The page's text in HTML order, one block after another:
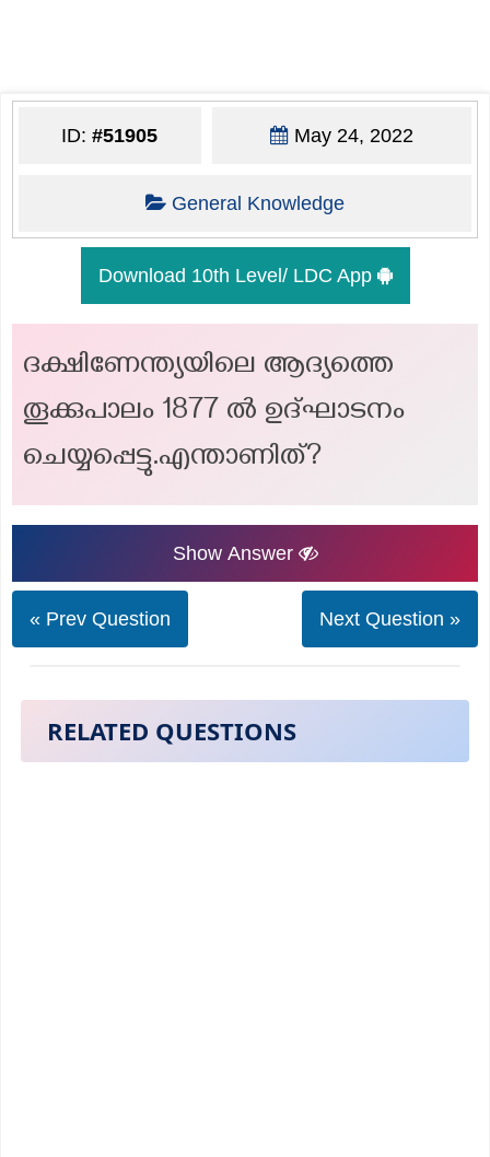
ID:#51905 May 24, 2022
General Knowledge
Download 10th Level/ LDC App
ദക്ഷിണേന്ത്യയിലെ ആദ്യത്തെ
തൂക്കുപാലം 1877 ൽ ഉദ്ഘാടനം
ചെയ്യപ്പെട്ടു.എന്താണിത്?
Show Answer
« Prev Question Next Question »
RELATED QUESTIONS